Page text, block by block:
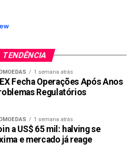
TENDÊNCIA
1 semana atrás
Fecha Operações Após Anos
Regulatórios
1 semana atrás
a US$ 65 mil: halving se
e mercado já reage